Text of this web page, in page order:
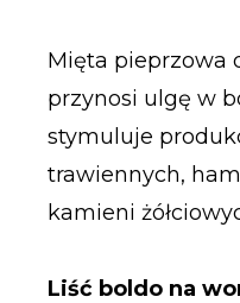
Mięta pieprzowa
przynosi ulgę w
stymuluje
trawiennych,
kamieni
Liść boldo na